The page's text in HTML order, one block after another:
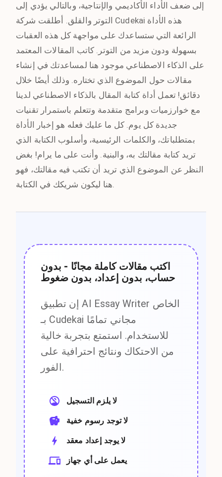
إلى ضعف الأداء الأكاديمي والإنتاجية، وبالتالي يؤدي إلى
التوتر والقلق. أطلقت شركة Cudekai هذه الأداة
الرائعة التي ستساعدك على مواجهة كل هذه العقبات
بسهولة ودون مزيد من التوتر. كاتب المقالات المعتمد
على الذكاء الاصطناعي موجود هنا لمساعدتك في إنشاء
مقالات حول الموضوع الذي تختاره. وذلك أيضًا خلال
دقائق! تعمل أداة كتابة المقال بالذكاء الاصطناعي لدينا
مع خوارزميات وبرامج متقدمة وتتعلم باستمرار تقنيات
جديدة كل يوم. كل ما عليك فعله هو إخبار الأداة
بمتطلباتك، والكلمات الرئيسية، وأسلوب الكتابة الذي
تريد كتابة مقالتك به، والبنية. وأنت على ما يرام! بغض
النظر عن الموضوع الذي تريد أن تكتب فيه مقالتك، فهو
هنا ليكون شريكك في الكتابة.
اكتب مقالات كاملة مجانًا - بدون
حساب، بدون إعداد، بدون ضغوط
إن تطبيق AI Essay Writer الخاص
بـ Cudekai مجاني تمامًا
للاستخدام. استمتع بتجربة خالية
من الاحتكاك ونتائج احترافية على
الفور.
لا يلزم التسجيل
لا توجد رسوم خفية
لا يوجد إعداد معقد
يعمل على أي جهاز